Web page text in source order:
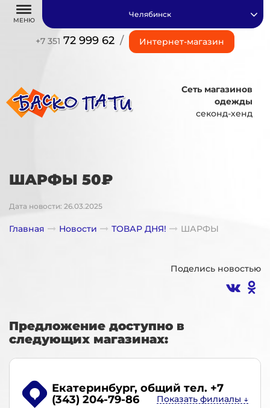
МЕНЮ
+7 351 72 999 62 / Интернет-магазин
Челябинск
Сеть магазинов
одежды
секонд-хенд
ШАРФЫ 50₽
Дата новости: 26.03.2025
Главная Новости ТОВАР ДНЯ! ШАРФЫ
Поделись новостью
Предложение доступно в
следующих магазинах:
Екатеринбург, общий тел. +7
(343) 204-79-86